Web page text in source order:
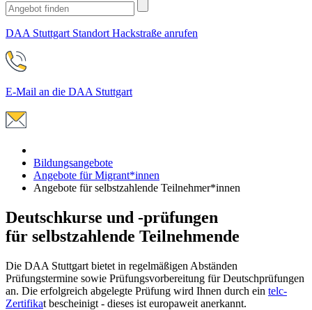
DAA Stuttgart Standort Hackstraße anrufen
E-Mail an die DAA Stuttgart
Bildungsangebote
Angebote für Migrant*innen
Angebote für selbstzahlende Teilnehmer*innen
Deutschkurse und -prüfungen
für selbstzahlende Teilnehmende
Die DAA Stuttgart bietet in regelmäßigen Abständen
Prüfungstermine sowie Prüfungsvorbereitung für Deutschprüfungen
an. Die erfolgreich abgelegte Prüfung wird Ihnen durch ein telc-
Zertifikat bescheinigt - dieses ist europaweit anerkannt.